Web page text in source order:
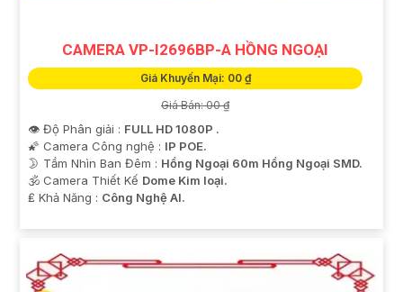
CAMERA VP-I2696BP-A HỒNG NGOẠI
Giá Khuyến Mại: 00 ₫
Giá Bán: 00 ₫
👁 Độ Phân giải : FULL HD 1080P .
🌠 Camera Công nghệ : IP POE.
🌛 Tầm Nhìn Ban Đêm : Hồng Ngoại 60m Hồng Ngoại SMD.
🕉️ Camera Thiết Kế Dome Kim loại.
️₤ Khả Năng : Công Nghệ AI.